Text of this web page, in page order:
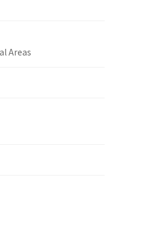
Areas